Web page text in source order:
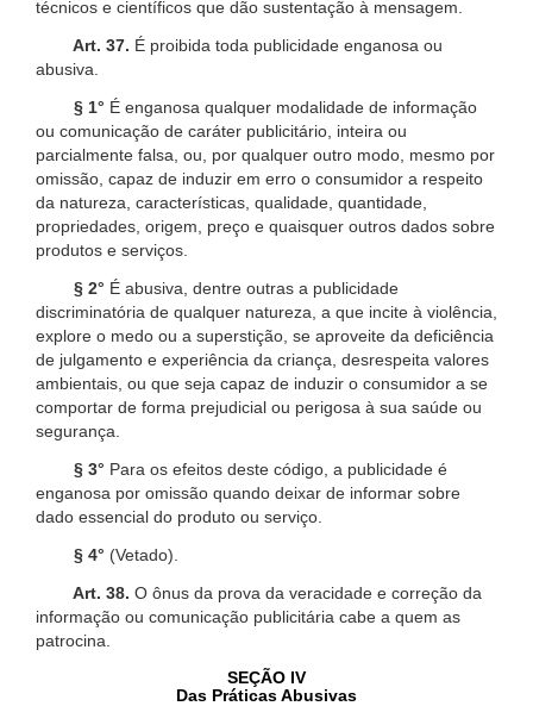
técnicos e científicos que dão sustentação à mensagem.
Art. 37. É proibida toda publicidade enganosa ou
abusiva.
§ 1° É enganosa qualquer modalidade de informação
ou comunicação de caráter publicitário, inteira ou
parcialmente falsa, ou, por qualquer outro modo, mesmo por
omissão, capaz de induzir em erro o consumidor a respeito
da natureza, características, qualidade, quantidade,
propriedades, origem, preço e quaisquer outros dados sobre
produtos e serviços.
§ 2° É abusiva, dentre outras a publicidade
discriminatória de qualquer natureza, a que incite à violência,
explore o medo ou a superstição, se aproveite da deficiência
de julgamento e experiência da criança, desrespeita valores
ambientais, ou que seja capaz de induzir o consumidor a se
comportar de forma prejudicial ou perigosa à sua saúde ou
segurança.
§ 3° Para os efeitos deste código, a publicidade é
enganosa por omissão quando deixar de informar sobre
dado essencial do produto ou serviço.
§ 4° (Vetado).
Art. 38. O ônus da prova da veracidade e correção da
informação ou comunicação publicitária cabe a quem as
patrocina.
SEÇÃO IV
Das Práticas Abusivas